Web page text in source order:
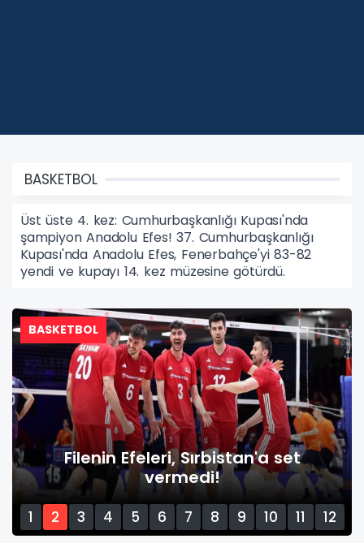
BASKETBOL
Üst üste 4. kez: Cumhurbaşkanlığı Kupası'nda
şampiyon Anadolu Efes! 37. Cumhurbaşkanlığı
Kupası'nda Anadolu Efes, Fenerbahçe'yi 83-82
yendi ve kupayı 14. kez müzesine götürdü.
BASKETBOL
Filenin Efeleri, Sırbistan'a set
vermedi!
1 2 3 4 5 6 7 8 9 10 11
12